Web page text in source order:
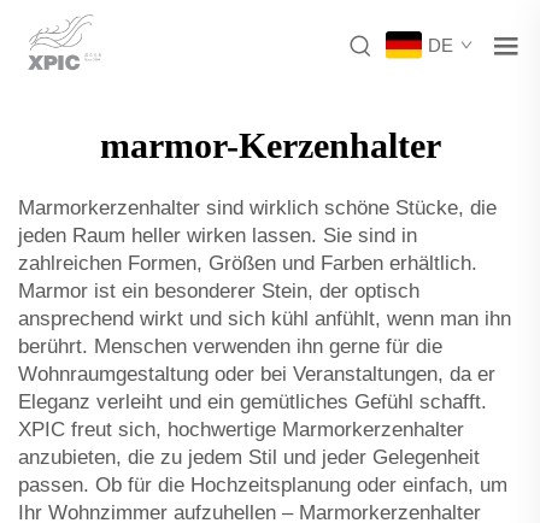
DE
marmor-Kerzenhalter
Marmorkerzenhalter sind wirklich schöne Stücke, die
jeden Raum heller wirken lassen. Sie sind in
zahlreichen Formen, Größen und Farben erhältlich.
Marmor ist ein besonderer Stein, der optisch
ansprechend wirkt und sich kühl anfühlt, wenn man ihn
berührt. Menschen verwenden ihn gerne für die
Wohnraumgestaltung oder bei Veranstaltungen, da er
Eleganz verleiht und ein gemütliches Gefühl schafft.
XPIC freut sich, hochwertige Marmorkerzenhalter
anzubieten, die zu jedem Stil und jeder Gelegenheit
passen. Ob für die Hochzeitsplanung oder einfach, um
Ihr Wohnzimmer aufzuhellen – Marmorkerzenhalter